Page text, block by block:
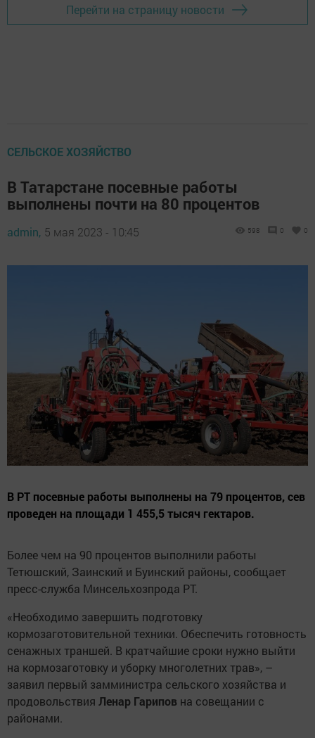
Перейти на страницу новости
СЕЛЬСКОЕ ХОЗЯЙСТВО
В Татарстане посевные работы
выполнены почти на 80 процентов
admin, 5 мая 2023 - 10:45 598 0 0
В РТ посевные работы выполнены на 79 процентов, сев
проведен на площади 1 455,5 тысяч гектаров.
Более чем на 90 процентов выполнили работы
Тетюшский, Заинский и Буинский районы, сообщает
пресс-служба Минсельхозпрода РТ.
«Необходимо завершить подготовку
кормозаготовительной техники. Обеспечить готовность
сенажных траншей. В кратчайшие сроки нужно выйти
на кормозаготовку и уборку многолетних трав», –
заявил первый замминистра сельского хозяйства и
продовольствия Ленар Гарипов на совещании с
районами.